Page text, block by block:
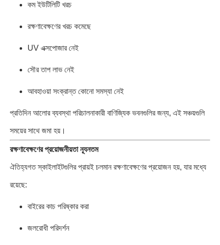
কম ইউটিলিটি খরচ
রক্ষণাবেক্ষণের খরচ কমেছে
UV এক্সপোজার নেই
সৌর তাপ লাভ নেই
আবহাওয়া সংক্রান্ত কোনো সমস্যা নেই
প্রতিদিন আলোর ব্যবস্থা পরিচালনাকারী বাণিজ্যিক ভবনগুলির জন্য, এই সঞ্চয়গুলি
সময়ের সাথে জমা হয়।
রক্ষণাবেক্ষণের প্রয়োজনীয়তা ন্যূনতম
ঐতিহ্যগত স্কাইলাইটগুলির প্রায়ই চলমান রক্ষণাবেক্ষণের প্রয়োজন হয়, যার মধ্যে
রয়েছে:
বাইরের কাচ পরিষ্কার করা
জলরোধী পরিদর্শন